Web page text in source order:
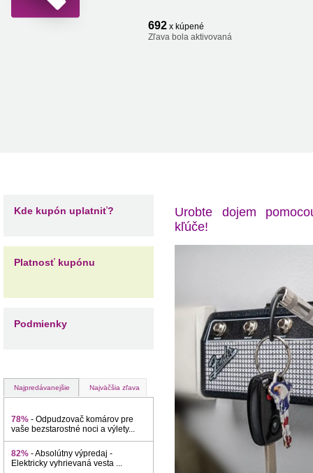
692 x kúpené
Zľava bola aktivovaná
Kde kupón uplatniť?
Platnosť kupónu
Podmienky
Najpredávanejšie Najväčšia zľava
78% - Odpudzovač komárov pre
vaše bezstarostné noci a výlety...
82% - Absolútny výpredaj -
Elektricky vyhrievaná vesta ...
Urobte dojem
kľúče!